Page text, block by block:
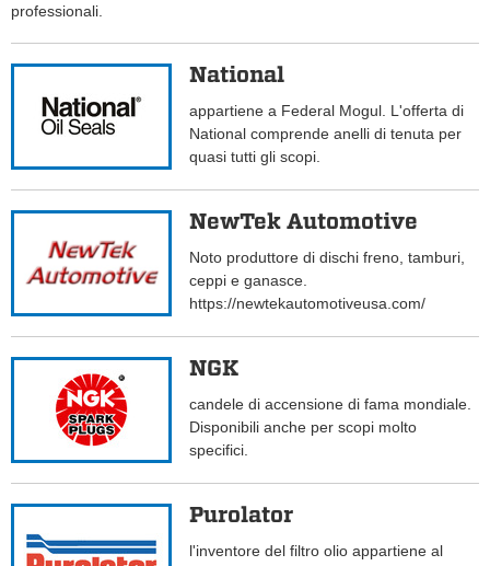
professionali.
National
appartiene a Federal Mogul. L'offerta di
National comprende anelli di tenuta per
quasi tutti gli scopi.
NewTek Automotive
Noto produttore di dischi freno, tamburi,
ceppi e ganasce.
https://newtekautomotiveusa.com/
NGK
candele di accensione di fama mondiale.
Disponibili anche per scopi molto
specifici.
Purolator
l'inventore del filtro olio appartiene al